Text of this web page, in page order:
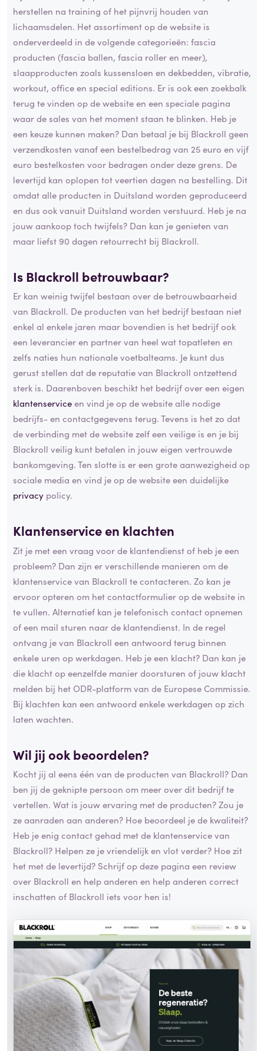
herstellen na training of het pijnvrij houden van
lichaamsdelen. Het assortiment op de website is
onderverdeeld in de volgende categorieën: fascia
producten (fascia ballen, fascia roller en meer),
slaapproducten zoals kussensloen en dekbedden, vibratie,
workout, office en special editions. Er is ook een zoekbalk
terug te vinden op de website en een speciale pagina
waar de sales van het moment staan te blinken. Heb je
een keuze kunnen maken? Dan betaal je bij Blackroll geen
verzendkosten vanaf een bestelbedrag van 25 euro en vijf
euro bestelkosten voor bedragen onder deze grens. De
levertijd kan oplopen tot veertien dagen na bestelling. Dit
omdat alle producten in Duitsland worden geproduceerd
en dus ook vanuit Duitsland worden verstuurd. Heb je na
jouw aankoop toch twijfels? Dan kan je genieten van
maar liefst 90 dagen retourrecht bij Blackroll.
Is Blackroll betrouwbaar?
Er kan weinig twijfel bestaan over de betrouwbaarheid
van Blackroll. De producten van het bedrijf bestaan niet
enkel al enkele jaren maar bovendien is het bedrijf ook
een leverancier en partner van heel wat topatleten en
zelfs naties hun nationale voetbalteams. Je kunt dus
gerust stellen dat de reputatie van Blackroll ontzettend
sterk is. Daarenboven beschikt het bedrijf over een eigen
klantenserviceen vind je op de website alle nodige
bedrijfs- en contactgegevens terug. Tevens is het zo dat
de verbinding met de website zelf een veilige is en je bij
Blackroll veilig kunt betalen in jouw eigen vertrouwde
bankomgeving. Ten slotte is er een grote aanwezigheid op
sociale media en vind je op de website een duidelijke
privacy policy.
Klantenservice en klachten
Zit je met een vraag voor de klantendienst of heb je een
probleem? Dan zijn er verschillende manieren om de
klantenservice van Blackroll te contacteren. Zo kan je
ervoor opteren om het contactformulier op de website in
te vullen. Alternatief kan je telefonisch contact opnemen
of een mail sturen naar de klantendienst. In de regel
ontvang je van Blackroll een antwoord terug binnen
enkele uren op werkdagen. Heb je een klacht? Dan kan je
die klacht op eenzelfde manier doorsturen of jouw klacht
melden bij het ODR-platform van de Europese Commissie.
Bij klachten kan een antwoord enkele werkdagen op zich
laten wachten.
Wil jij ook beoordelen?
Kocht jij al eens één van de producten van Blackroll? Dan
ben jij de geknipte persoon om meer over dit bedrijf te
vertellen. Wat is jouw ervaring met de producten? Zou je
ze aanraden aan anderen? Hoe beoordeel je de kwaliteit?
Heb je enig contact gehad met de klantenservice van
Blackroll? Helpen ze je vriendelijk en vlot verder? Hoe zit
het met de levertijd? Schrijf op deze pagina een review
over Blackroll en help anderen en help anderen correct
inschatten of Blackroll iets voor hen is!